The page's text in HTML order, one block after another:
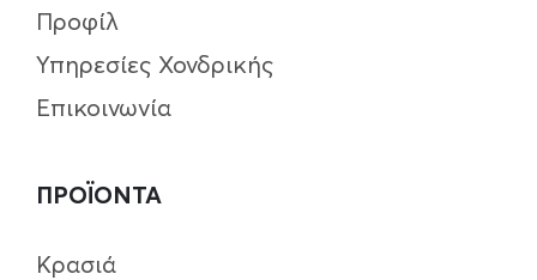
Προφίλ
Υπηρεσίες Χονδρικής
Επικοινωνία
ΠΡΟΪΟΝΤΑ
Κρασιά